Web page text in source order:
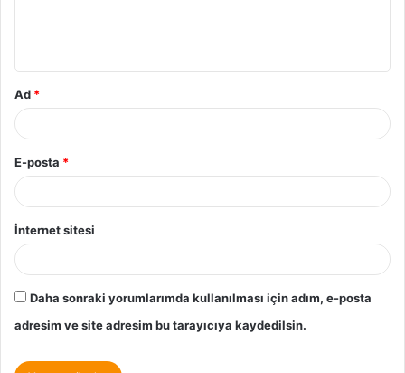
Ad *
E-posta *
İnternet sitesi
Daha sonraki yorumlarımda kullanılması için adım, e-posta
adresim ve site adresim bu tarayıcıya kaydedilsin.